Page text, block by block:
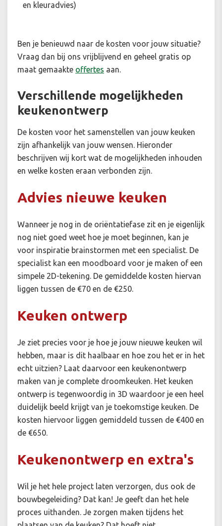
en kleuradvies)
Ben je benieuwd naar de kosten voor jouw situatie?
Vraag dan bij ons vrijblijvend en geheel gratis op
maat gemaakte offertes aan.
Verschillende mogelijkheden
keukenontwerp
De kosten voor het samenstellen van jouw keuken
zijn afhankelijk van jouw wensen. Hieronder
beschrijven wij kort wat de mogelijkheden inhouden
en welke kosten eraan verbonden zijn.
Advies nieuwe keuken
Wanneer je nog in de oriëntatiefase zit en je eigenlijk
nog niet goed weet hoe je moet beginnen, kan je
voor inspiratie brainstormen met een specialist. De
specialist kan een moodboard voor je maken of een
simpele 2D-tekening. De gemiddelde kosten hiervan
liggen tussen de €70 en de €250.
Keuken ontwerp
Je ziet precies voor je hoe je jouw nieuwe keuken wil
hebben, maar is dit haalbaar en hoe zou het er in het
echt uitzien? Laat daarvoor een keukenontwerp
maken van je complete droomkeuken. Het keuken
ontwerp is tegenwoordig in 3D waardoor je een heel
duidelijk beeld krijgt van je toekomstige keuken. De
kosten hiervoor liggen gemiddeld tussen de €400 en
de €650.
Keukenontwerp en extra's
Wil je het hele project laten verzorgen, dus ook de
bouwbegeleiding? Dat kan! Je geeft dan het hele
proces uithanden. Je zorgen maken tijdens het